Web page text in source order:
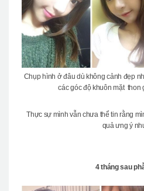
Chụp hình ở đâu dù không cảnh đẹp
các góc độ khuôn mặt thon
Thực sự mình vẫn chưa thể tin rằng
quả ưng ý
4 tháng sau